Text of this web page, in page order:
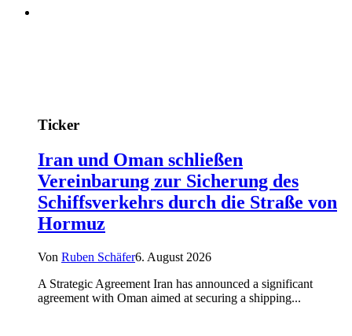
Ticker
Iran und Oman schließen
Vereinbarung zur Sicherung des
Schiffsverkehrs durch die Straße von
Hormuz
Von Ruben Schäfer6. August 2026
A Strategic Agreement Iran has announced a significant
agreement with Oman aimed at securing a shipping...